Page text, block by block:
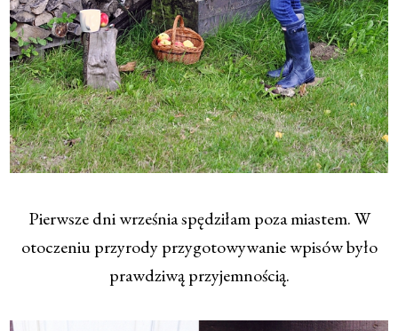
Pierwsze dni września spędziłam poza miastem. W
otoczeniu przyrody przygotowywanie wpisów było
prawdziwą przyjemnością.